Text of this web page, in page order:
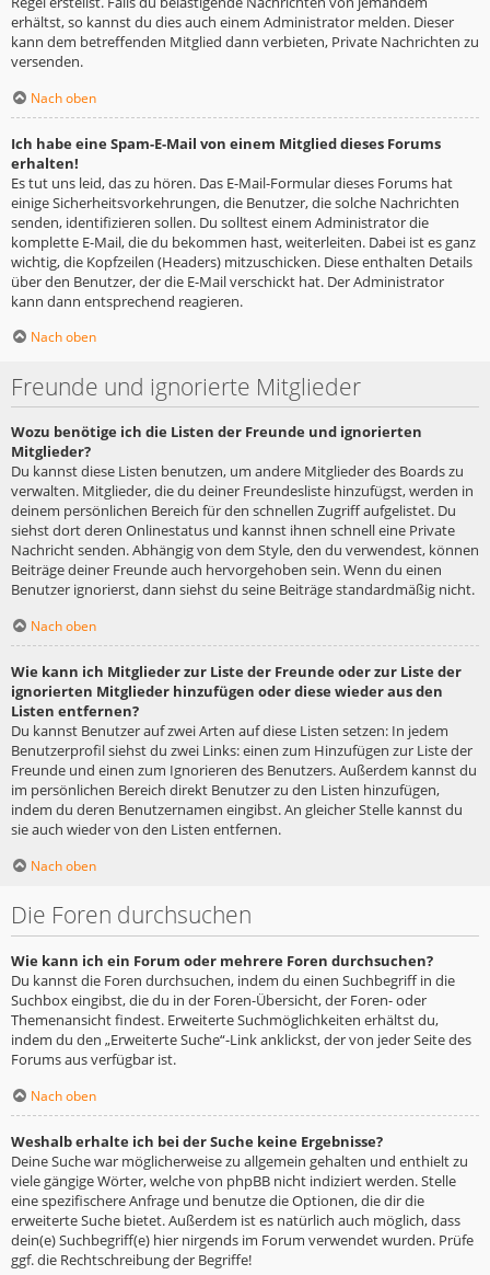
erhältst, so kannst du dies auch einem Administrator melden. Dieser
kann dem betreffenden Mitglied dann verbieten, Private Nachrichten zu
versenden.
Nach oben
Ich habe eine Spam-E-Mail von einem Mitglied dieses Forums
erhalten!
Es tut uns leid, das zu hören. Das E-Mail-Formular dieses Forums hat
einige Sicherheitsvorkehrungen, die Benutzer, die solche Nachrichten
senden, identifizieren sollen. Du solltest einem Administrator die
komplette E-Mail, die du bekommen hast, weiterleiten. Dabei ist es ganz
wichtig, die Kopfzeilen (Headers) mitzuschicken. Diese enthalten Details
über den Benutzer, der die E-Mail verschickt hat. Der Administrator
kann dann entsprechend reagieren.
Nach oben
Freunde und ignorierte Mitglieder
Wozu benötige ich die Listen der Freunde und ignorierten
Mitglieder?
Du kannst diese Listen benutzen, um andere Mitglieder des Boards zu
verwalten. Mitglieder, die du deiner Freundesliste hinzufügst, werden in
deinem persönlichen Bereich für den schnellen Zugriff aufgelistet. Du
siehst dort deren Onlinestatus und kannst ihnen schnell eine Private
Nachricht senden. Abhängig von dem Style, den du verwendest, können
Beiträge deiner Freunde auch hervorgehoben sein. Wenn du einen
Benutzer ignorierst, dann siehst du seine Beiträge standardmäßig nicht.
Nach oben
Wie kann ich Mitglieder zur Liste der Freunde oder zur Liste der
ignorierten Mitglieder hinzufügen oder diese wieder aus den
Listen entfernen?
Du kannst Benutzer auf zwei Arten auf diese Listen setzen: In jedem
Benutzerprofil siehst du zwei Links: einen zum Hinzufügen zur Liste der
Freunde und einen zum Ignorieren des Benutzers. Außerdem kannst du
im persönlichen Bereich direkt Benutzer zu den Listen hinzufügen,
indem du deren Benutzernamen eingibst. An gleicher Stelle kannst du
sie auch wieder von den Listen entfernen.
Nach oben
Die Foren durchsuchen
Wie kann ich ein Forum oder mehrere Foren durchsuchen?
Du kannst die Foren durchsuchen, indem du einen Suchbegriff in die
Suchbox eingibst, die du in der Foren-Übersicht, der Foren- oder
Themenansicht findest. Erweiterte Suchmöglichkeiten erhältst du,
indem du den „Erweiterte Suche“-Link anklickst, der von jeder Seite des
Forums aus verfügbar ist.
Nach oben
Weshalb erhalte ich bei der Suche keine Ergebnisse?
Deine Suche war möglicherweise zu allgemein gehalten und enthielt zu
viele gängige Wörter, welche von phpBB nicht indiziert werden. Stelle
eine spezifischere Anfrage und benutze die Optionen, die dir die
erweiterte Suche bietet. Außerdem ist es natürlich auch möglich, dass
dein(e) Suchbegriff(e) hier nirgends im Forum verwendet wurden. Prüfe
ggf. die Rechtschreibung der Begriffe!